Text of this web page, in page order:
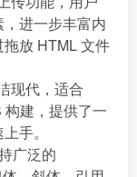
进一步丰富内
放 HTML 文件
现代，适合
建，提供了一
手。
广泛的